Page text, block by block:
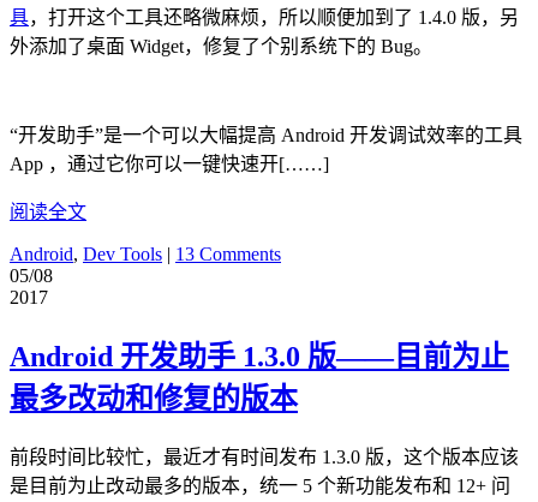
具，打开这个工具还略微麻烦，所以顺便加到了 1.4.0 版，另
外添加了桌面 Widget，修复了个别系统下的 Bug。
“开发助手”是一个可以大幅提高 Android 开发调试效率的工具
App ，通过它你可以一键快速开[……]
阅读全文
Android, Dev Tools | 13 Comments
05/08
2017
Android 开发助手 1.3.0 版——目前为止
最多改动和修复的版本
前段时间比较忙，最近才有时间发布 1.3.0 版，这个版本应该
是目前为止改动最多的版本，统一 5 个新功能发布和 12+ 问